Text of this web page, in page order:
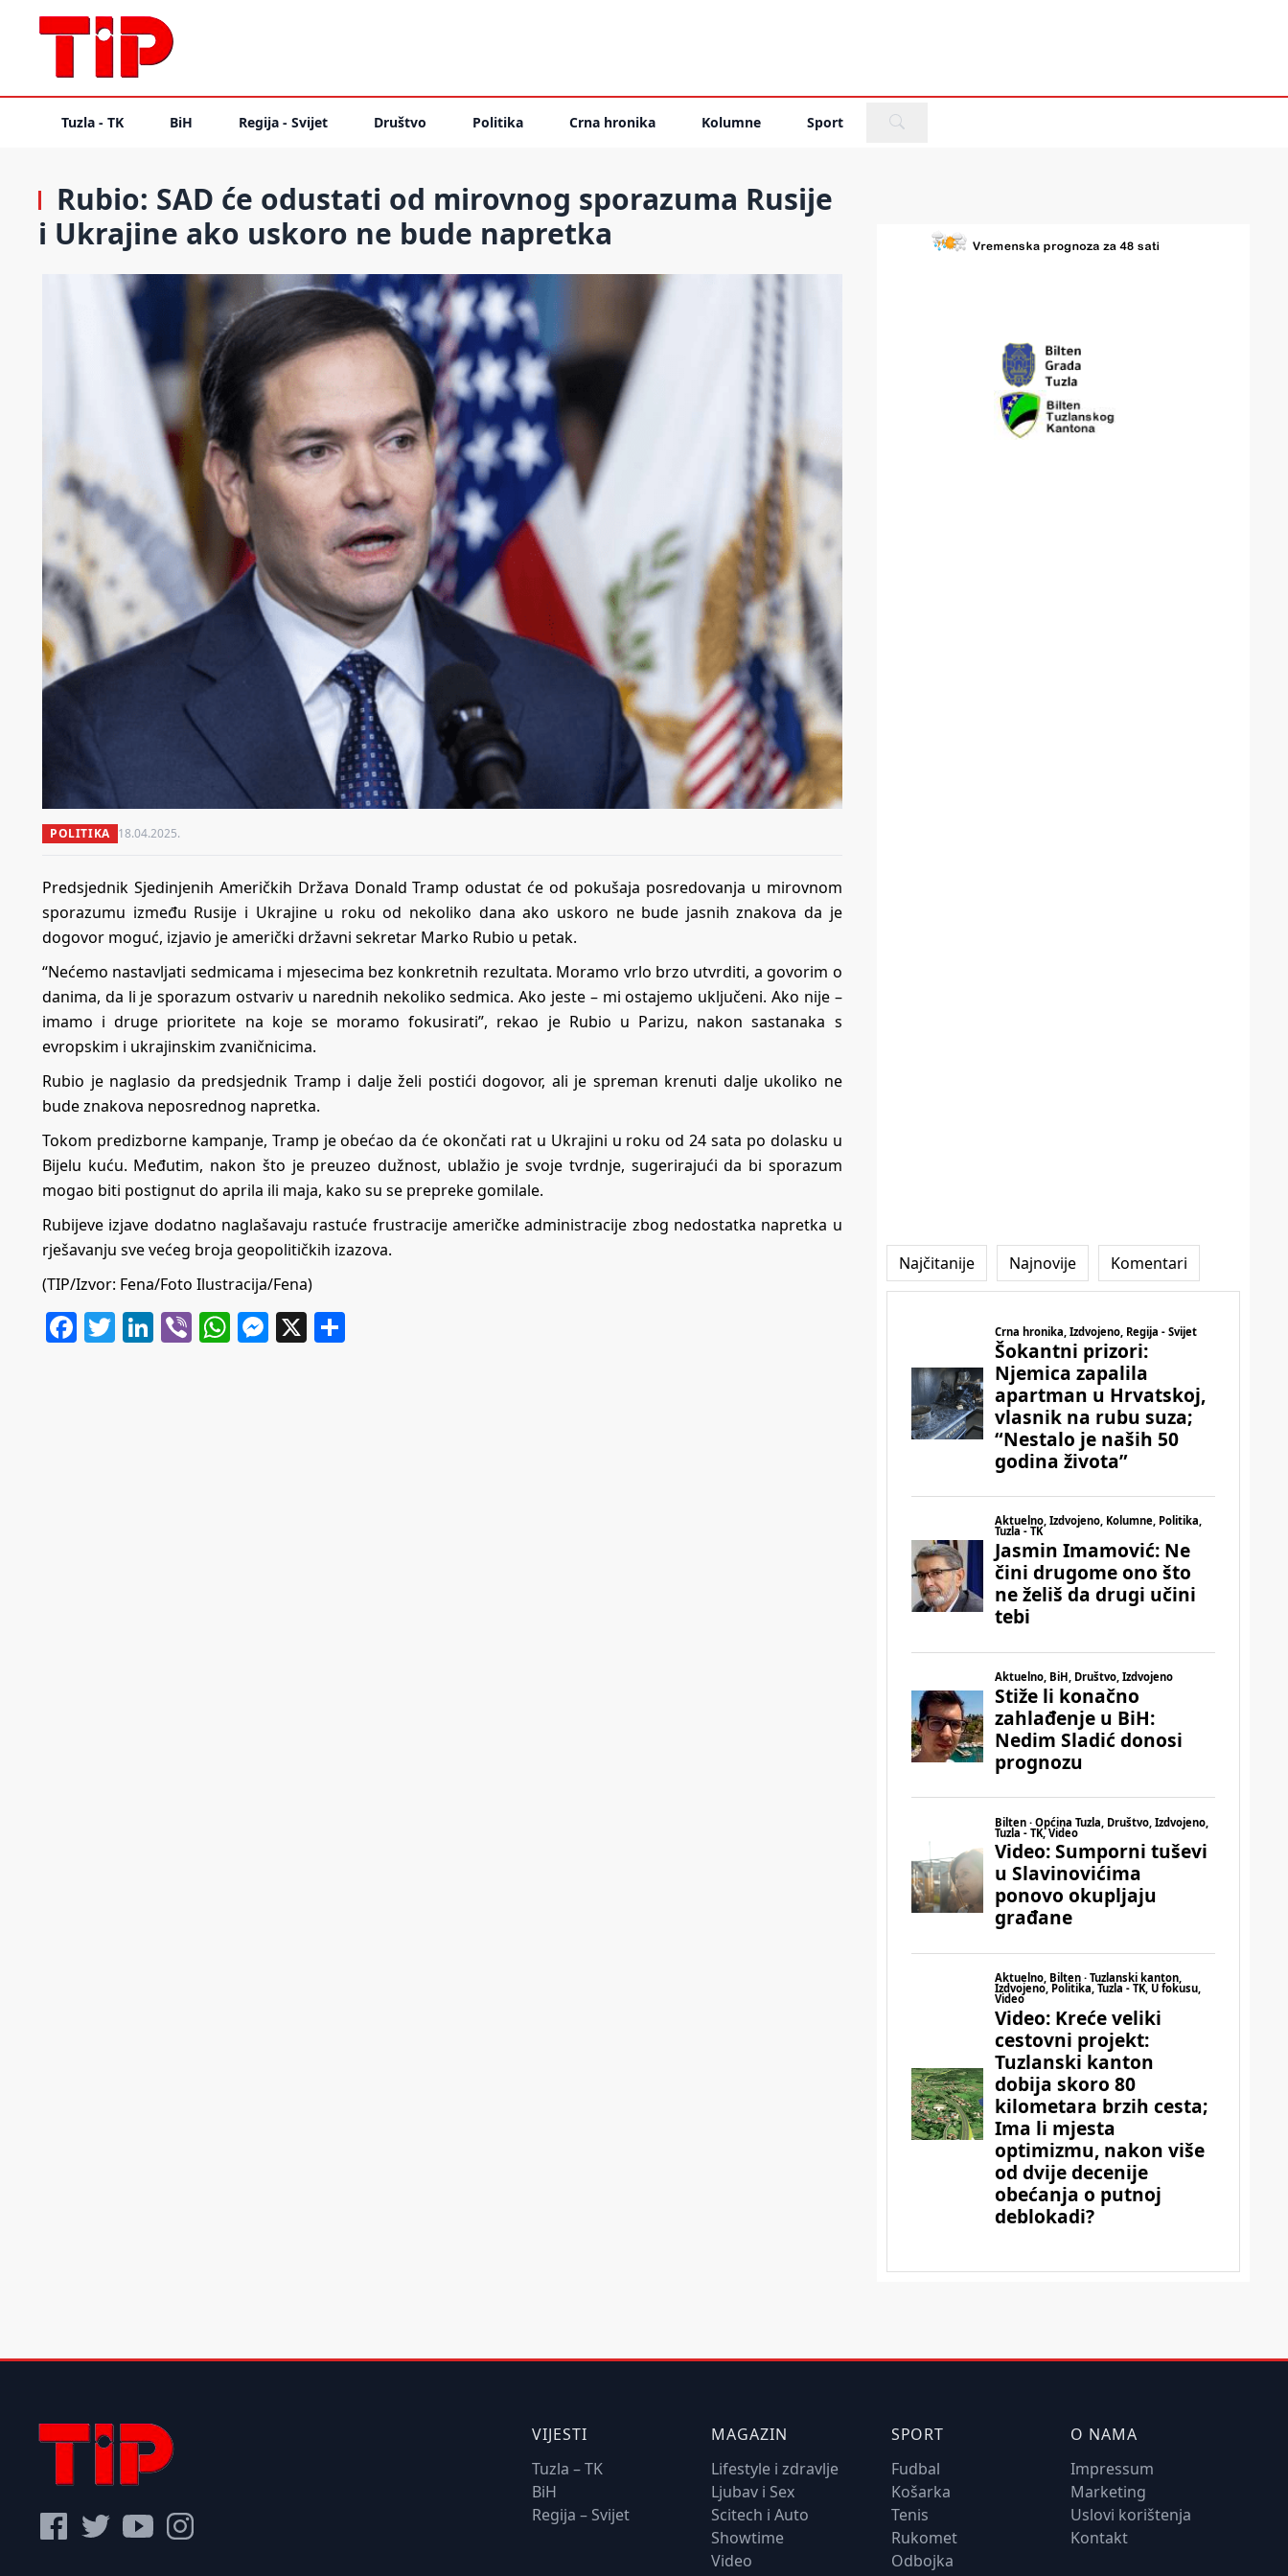
Tuzla - TK BiH Regija - Svijet Društvo Politika Crna hronika Kolumne Sport
Rubio: SAD će odustati od mirovnog sporazuma Rusije
i Ukrajine ako uskoro ne bude napretka
POLITIKA 18.04.2025.
Predsjednik Sjedinjenih Američkih Država Donald Tramp odustat će od pokušaja posredovanja u mirovnom
sporazumu između Rusije i Ukrajine u roku od nekoliko dana ako uskoro ne bude jasnih znakova da je
dogovor moguć, izjavio je američki državni sekretar Marko Rubio u petak.
“Nećemo nastavljati sedmicama i mjesecima bez konkretnih rezultata. Moramo vrlo brzo utvrditi, a govorim o
danima, da li je sporazum ostvariv u narednih nekoliko sedmica. Ako jeste – mi ostajemo uključeni. Ako nije –
imamo i druge prioritete na koje se moramo fokusirati”, rekao je Rubio u Parizu, nakon sastanaka s
evropskim i ukrajinskim zvaničnicima.
Rubio je naglasio da predsjednik Tramp i dalje želi postići dogovor, ali je spreman krenuti dalje ukoliko ne
bude znakova neposrednog napretka.
Tokom predizborne kampanje, Tramp je obećao da će okončati rat u Ukrajini u roku od 24 sata po dolasku u
Bijelu kuću. Međutim, nakon što je preuzeo dužnost, ublažio je svoje tvrdnje, sugerirajući da bi sporazum
mogao biti postignut do aprila ili maja, kako su se prepreke gomilale.
Rubijeve izjave dodatno naglašavaju rastuće frustracije američke administracije zbog nedostatka napretka u
rješavanju sve većeg broja geopolitičkih izazova.
(TIP/Izvor: Fena/Foto Ilustracija/Fena)
Facebook
Twitter
LinkedIn
ViberWhatsApp
Messenger
X
Najčitanije Najnovije Komentari
VIJESTI
Tuzla – TK
BiH
Regija – Svijet
MAGAZIN
Lifestyle i zdravlje
Ljubav i Sex
Scitech i Auto
Showtime
Video
SPORT
Fudbal
Košarka
Tenis
Rukomet
Odbojka
O NAMA
Impressum
Marketing
Uslovi korištenja
Kontakt